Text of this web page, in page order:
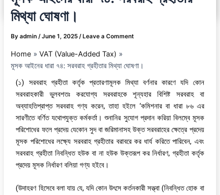
মিথ্যা ঘোষণা।
Byadmin /June 1, 2025 /Leave a Comment
Home
VAT (Value-Added Tax)
মূসক আইনের ধারা ৭৪: সরবরাহ গ্রহীতার মিথ্যা ঘোষণা।
(১) সরবরাহ গ্রহীতা কর্তৃক প্রতারণামূলক মিথ্যা বর্ণনার কারণে যদি কোন
সরবরাহকারী ভুলবশতঃ করযোগ্য সরবরাহকে শূন্যহার বিশিষ্ট সরবরাহ বা
অব্যাহতিপ্রাপ্ত সরবরাহ গণ্য করেন, তাহা হইলে ‘কমিশনার বা ধারা ৮৬ এর
সারণীতে বর্ণিত যথোপযুক্ত কর্মকর্তা। শুনানির সুযোগ প্রদান করিয়া বিলম্বে মূসক
পরিশোধের ফলে প্রদেয় যেকোন সুদ বা জরিমানাসহ উক্ত সরবরাহের ক্ষেত্রে প্রদেয়
মূসক পরিশোধের লক্ষ্যে সরবরাহ গ্রহীতার বরাবরে কর ধার্য করিতে পারিবেন, এবং
সরবরাহ গ্রহীতা নিবন্ধিত হউক বা না হউক উক্তরূপ কর নির্ধারণ, গ্রহীতা কর্তৃক
প্রদেয় মূসক নির্ধারণ বলিয়া গণ্য হইবে।
(উদাহরণ হিসেবে বলা যায় যে, যদি কোন উৎসে কর্তনকারী সত্ত্বা (নিবন্ধিত হোক বা